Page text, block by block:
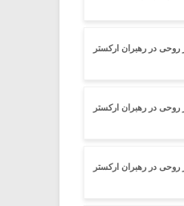
در رهبران ارکستر
در رهبران ارکستر
در رهبران ارکستر